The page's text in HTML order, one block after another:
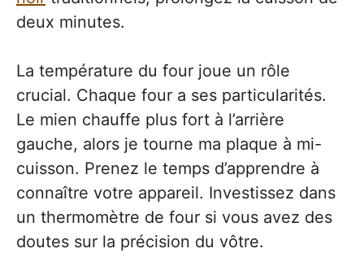
deux minutes.
La température du four joue un rôle
crucial. Chaque four a ses particularités.
Le mien chauffe plus fort à l’arrière
gauche, alors je tourne ma plaque à mi-
cuisson. Prenez le temps d’apprendre à
connaître votre appareil. Investissez dans
un thermomètre de four si vous avez des
doutes sur la précision du vôtre.